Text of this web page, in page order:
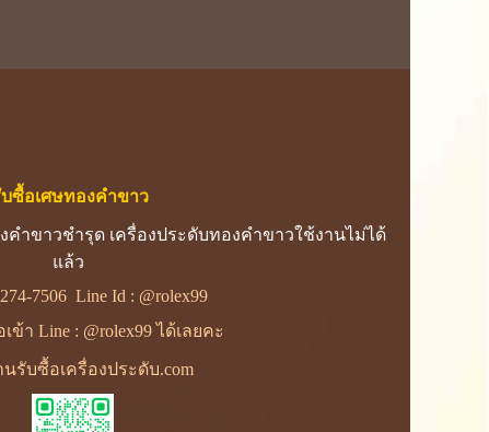
ซื้อเศษทองคำขาว
ำขาวชำรุด เครื่องประดับทองคำขาวใช้งานไม่ได้
แล้ว
7506Line Id : @rolex99
ข้า Line : @rolex99 ได้เลยคะ
นรับซื้อเครื่องประดับ.com